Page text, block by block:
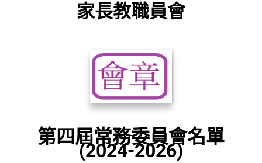
家長教職員會
第四屆常務委員會名單
(2024-2026)